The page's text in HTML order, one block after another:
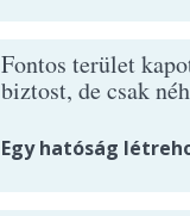
Fontos terület
biztost, de csak
Egy hatóság